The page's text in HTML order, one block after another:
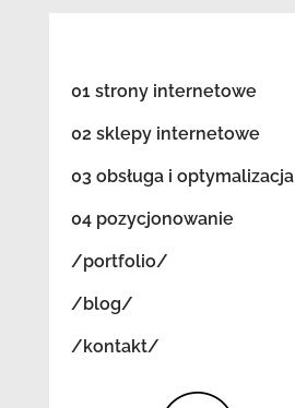
01 strony internetowe
02 sklepy internetowe
03 obsługa i optymalizacja
04 pozycjonowanie
/portfolio/
/blog/
/kontakt/